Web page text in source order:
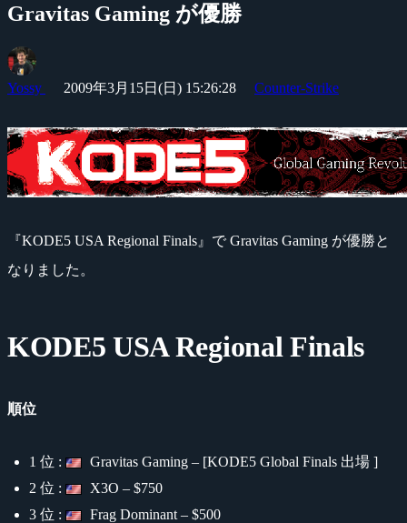
Gravitas Gaming が優勝
Yossy 2009年3月15日(日) 15:26:28 Counter-Strike
『KODE5 USA Regional Finals』で Gravitas Gaming が優勝と
なりました。
KODE5 USA Regional Finals
順位
1 位 :
Gravitas Gaming – [KODE5 Global Finals 出場 ]
2 位 :
X3O – $750
3 位 :
Frag Dominant – $500